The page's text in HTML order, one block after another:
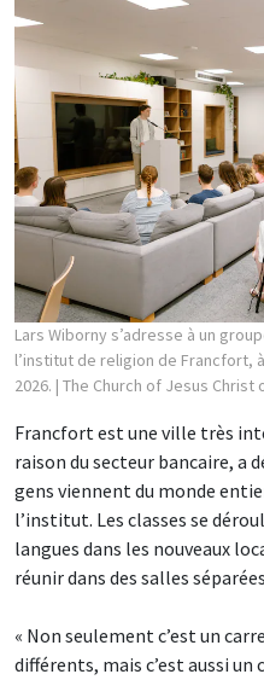
Lars Wiborny s’adresse à un
l’institut de religion de Francfort,
2026. | The Church of Jesus Christ
Francfort est une ville très
raison du secteur bancaire, a
gens viennent du monde
l’institut. Les classes se
langues dans les nouveaux
réunir dans des salles
« Non seulement c’est un
différents, mais c’est aussi